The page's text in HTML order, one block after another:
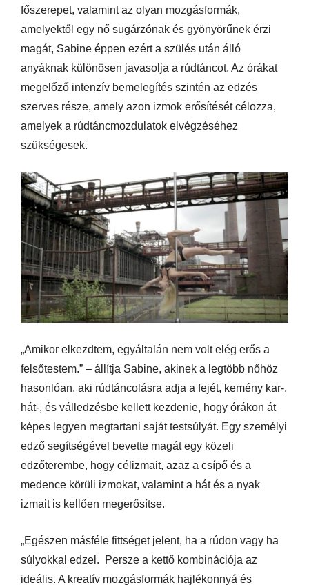
főszerepet, valamint az olyan mozgásformák,
amelyektől egy nő sugárzónak és gyönyörűnek érzi
magát, Sabine éppen ezért a szülés után álló
anyáknak különösen javasolja a rúdtáncot. Az órákat
megelőző intenzív bemelegítés szintén az edzés
szerves része, amely azon izmok erősítését célozza,
amelyek a rúdtáncmozdulatok elvégzéséhez
szükségesek.
„Amikor elkezdtem, egyáltalán nem volt elég erős a
felsőtestem.” – állítja Sabine, akinek a legtöbb nőhöz
hasonlóan, aki rúdtáncolásra adja a fejét, kemény kar-,
hát-, és válledzésbe kellett kezdenie, hogy órákon át
képes legyen megtartani saját testsúlyát. Egy személyi
edző segítségével bevette magát egy közeli
edzőterembe, hogy célizmait, azaz a csípő és a
medence körüli izmokat, valamint a hát és a nyak
izmait is kellően megerősítse.
„Egészen másféle fittséget jelent, ha a rúdon vagy ha
súlyokkal edzel. Persze a kettő kombinációja az
ideális. A kreatív mozgásformák hajlékonnyá és